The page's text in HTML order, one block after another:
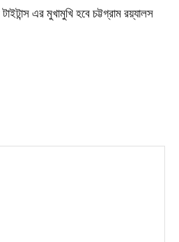
এর মুখামুখি হবে চট্টগ্রাম রয়্যালস